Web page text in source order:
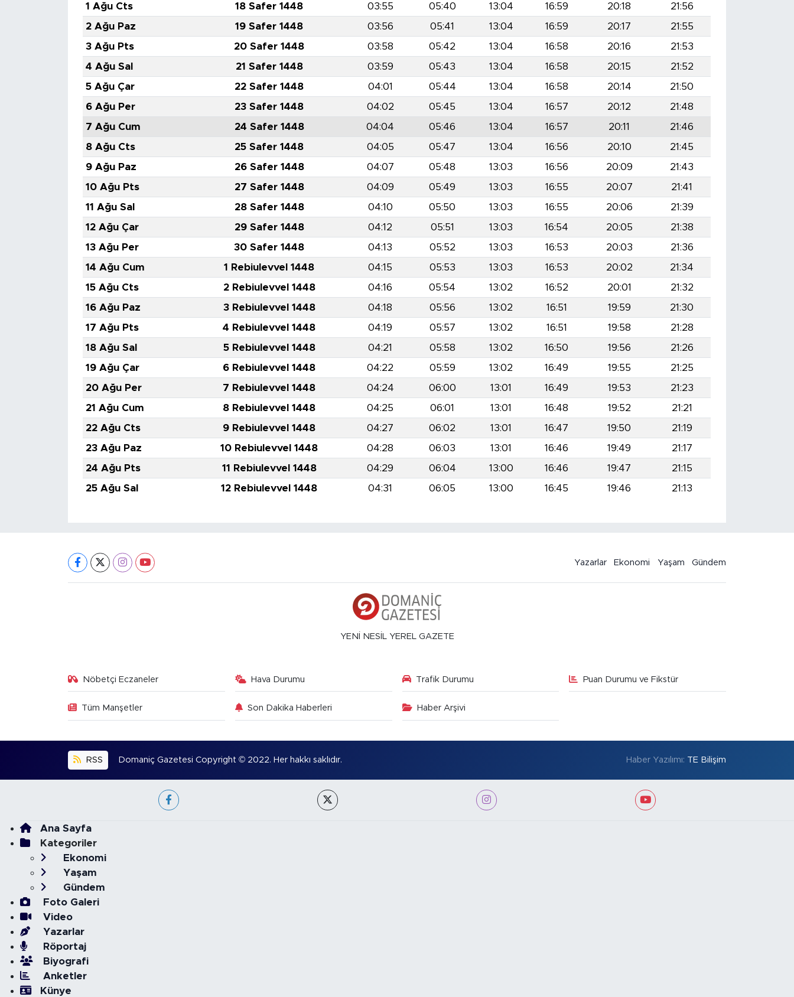
1 Ağu Cts
18 Safer 1448 03:55 05:40 13:04 16:59 20:18
21:56
2 Ağu Paz
19 Safer 1448 03:56 05:41 13:04 16:59 20:17
21:55
3 Ağu Pts
20 Safer 1448 03:58 05:42 13:04 16:58 20:16
21:53
4 Ağu Sal
21 Safer 1448 03:59 05:43 13:04 16:58 20:15
21:52
5 Ağu Çar
22 Safer 1448 04:01 05:44 13:04 16:58 20:14
21:50
6 Ağu Per
23 Safer 1448 04:02 05:45 13:04 16:57 20:12
21:48
7 Ağu Cum
24 Safer 1448 04:04 05:46 13:04 16:57 20:11
21:46
8 Ağu Cts
25 Safer 1448 04:05 05:47 13:04 16:56 20:10
21:45
9 Ağu Paz
26 Safer 1448 04:07 05:48 13:03 16:56 20:09
21:43
10 Ağu Pts
27 Safer 1448 04:09 05:49 13:03 16:55 20:07
21:41
11 Ağu Sal
28 Safer 1448 04:10 05:50 13:03 16:55 20:06
21:39
12 Ağu Çar
29 Safer 1448 04:12 05:51 13:03 16:54 20:05
21:38
13 Ağu Per
30 Safer 1448 04:13 05:52 13:03 16:53 20:03
21:36
14 Ağu Cum
1 Rebiulevvel 1448 04:15 05:53 13:03 16:53 20:02
21:34
15 Ağu Cts
2 Rebiulevvel 1448 04:16 05:54 13:02 16:52 20:01
21:32
16 Ağu Paz
3 Rebiulevvel 1448 04:18 05:56 13:02 16:51 19:59
21:30
17 Ağu Pts
4 Rebiulevvel 1448 04:19 05:57 13:02 16:51 19:58
21:28
18 Ağu Sal
5 Rebiulevvel 1448 04:21 05:58 13:02 16:50 19:56
21:26
19 Ağu Çar
6 Rebiulevvel 1448 04:22 05:59 13:02 16:49 19:55
21:25
20 Ağu Per
7 Rebiulevvel 1448 04:24 06:00 13:01 16:49 19:53
21:23
21 Ağu Cum
8 Rebiulevvel 1448 04:25 06:01 13:01 16:48 19:52
21:21
22 Ağu Cts
9 Rebiulevvel 1448 04:27 06:02 13:01 16:47 19:50
21:19
23 Ağu Paz
10 Rebiulevvel 1448 04:28 06:03 13:01 16:46 19:49
21:17
24 Ağu Pts
11 Rebiulevvel 1448 04:29 06:04 13:00 16:46 19:47
21:15
25 Ağu Sal
12 Rebiulevvel 1448 04:31 06:05 13:00 16:45 19:46 21:13
Yazarlar Ekonomi Yaşam Gündem
YENİ NESİL YEREL GAZETE
Nöbetçi Eczaneler Hava Durumu Trafik Durumu Puan Durumu ve Fikstür
Tüm Manşetler Son Dakika Haberleri Haber Arşivi
RSS Domaniç Gazetesi Copyright © 2022. Her hakkı saklıdır. Haber Yazılımı: TE Bilişim
Ana Sayfa
Kategoriler
Ekonomi
Yaşam
Gündem
Foto Galeri
Video
Yazarlar
Röportaj
Biyografi
Anketler
Künye